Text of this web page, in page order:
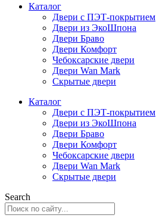
Каталог
Двери с ПЭТ-покрытием
Двери из ЭкоШпона
Двери Браво
Двери Комфорт
Чебоксарские двери
Двери Wan Mark
Скрытые двери
Каталог
Двери с ПЭТ-покрытием
Двери из ЭкоШпона
Двери Браво
Двери Комфорт
Чебоксарские двери
Двери Wan Mark
Скрытые двери
Search